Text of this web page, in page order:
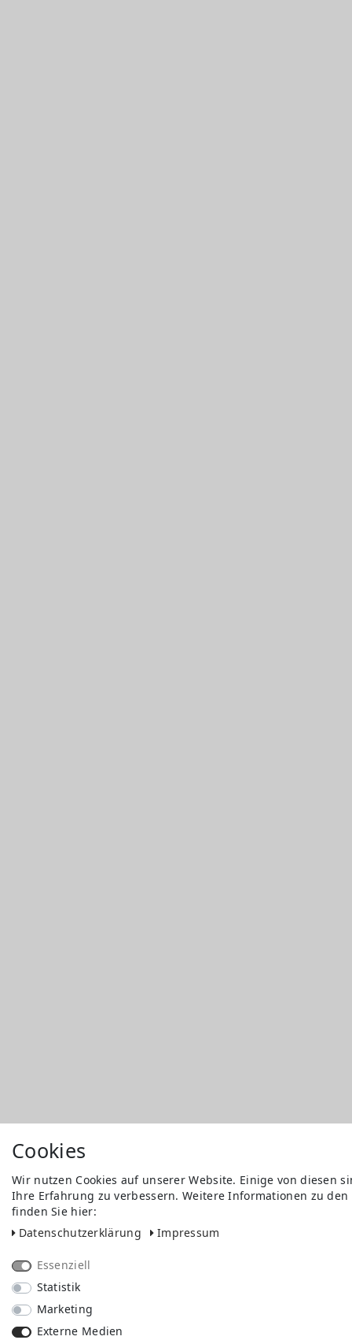
Cookies
Wir nutzen Cookies auf unserer Website. Einige von diesen
Ihre Erfahrung zu verbessern. Weitere Informationen zu
finden Sie hier:
Daten­schutz­erklärung
Impressum
Essenziell
Statistik
Marketing
Externe Medien